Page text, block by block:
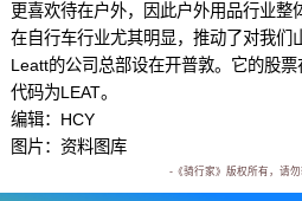
更喜欢待在户外，因此户外用品行业整
在自行车行业尤其明显，推动了对我们
Leatt的公司总部设在开普敦。它的股
代码为LEAT。
编辑：HCY
图片：资料图库
-《骑行家》版权所有，请